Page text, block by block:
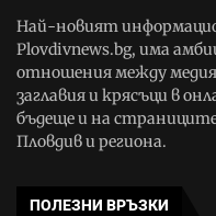
Най-новият
Plovdivnews.bg, има
отношения между
заглавия и крясъци в
бъдеще и на
Пловдив и региона.
ПОЛЕЗНИ ВРЪЗКИ